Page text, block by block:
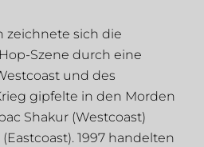
zeichnete sich die
Szene durch eine
und des
gipfelte in den Morden
Shakur (Westcoast)
1997 handelten